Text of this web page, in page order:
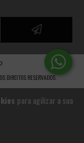
para agilizar a sua
RESERVADOS.